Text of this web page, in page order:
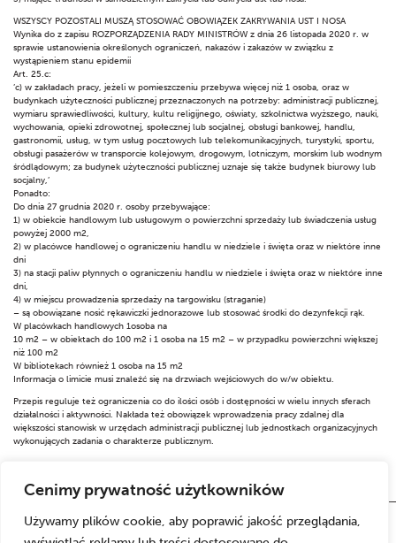
Cenimy prywatność użytkowników
Używamy plików cookie, aby poprawić jakość przeglądania,
WSZYSCY POZOSTALI MUSZĄ STOSOWAĆ OBOWIĄZEK ZAKRYWANIA UST I NOSA
Wynika do z zapisu ROZPORZĄDZENIA RADY MINISTRÓW z dnia 26 listopada 2020 r. w
sprawie ustanowienia określonych ograniczeń, nakazów i zakazów w związku z
wystąpieniem stanu epidemii
Art. 25.c:
’c) w zakładach pracy, jeżeli w pomieszczeniu przebywa więcej niż 1 osoba, oraz w
budynkach użyteczności publicznej przeznaczonych na potrzeby: administracji publicznej,
wymiaru sprawiedliwości, kultury, kultu religijnego, oświaty, szkolnictwa wyższego, nauki,
wychowania, opieki zdrowotnej, społecznej lub socjalnej, obsługi bankowej, handlu,
gastronomii, usług, w tym usług pocztowych lub telekomunikacyjnych, turystyki, sportu,
obsługi pasażerów w transporcie kolejowym, drogowym, lotniczym, morskim lub wodnym
śródlądowym; za budynek użyteczności publicznej uznaje się także budynek biurowy lub
socjalny,’
Ponadto:
Do dnia 27 grudnia 2020 r. osoby przebywające:
1) w obiekcie handlowym lub usługowym o powierzchni sprzedaży lub świadczenia usług
powyżej 2000 m2,
2) w placówce handlowej o ograniczeniu handlu w niedziele i święta oraz w niektóre inne
dni
3) na stacji paliw płynnych o ograniczeniu handlu w niedziele i święta oraz w niektóre inne
dni,
4) w miejscu prowadzenia sprzedaży na targowisku (straganie)
– są obowiązane nosić rękawiczki jednorazowe lub stosować środki do dezynfekcji rąk.
W placówkach handlowych 1osoba na
10 m2 – w obiektach do 100 m2 i 1 osoba na 15 m2 – w przypadku powierzchni większej
niż 100 m2
W bibliotekach również 1 osoba na 15 m2
Informacja o limicie musi znaleźć się na drzwiach wejściowych do w/w obiektu.
Przepis reguluje też ograniczenia co do ilości osób i dostępności w wielu innych sferach
działalności i aktywności. Nakłada też obowiązek wprowadzenia pracy zdalnej dla
większości stanowisk w urzędach administracji publicznej lub jednostkach organizacyjnych
wykonujących zadania o charakterze publicznym.